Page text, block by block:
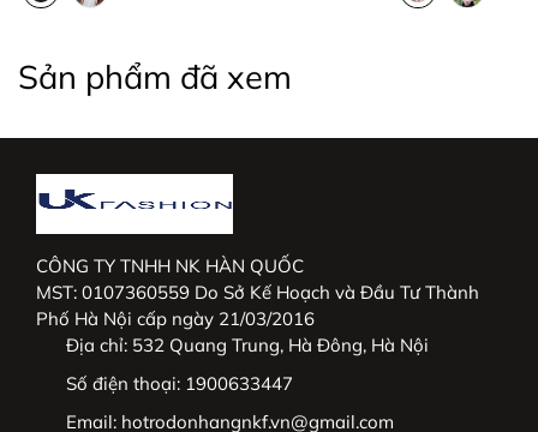
+ Phát triển thêm dòng hàng cao cấp tại trường
#thoitrangnu #UKFashion #somicongso #aosomi
#somingantay #somicongso #aococtaynu
#somicoctay #sominutrang #sominungantay
#sominucongso #aosomivaihanquoc
#aosomicaocap #aomoi #aosomink #sominugiare
#sominuhanquoc #somitayngan #somiunisex
#somibasic #aosomi #somikieu #somigiare
#somicoctaynu #somidep #sominudep
#somitayngan #somitrang #somiformrong
Sản phẩm đã xem
CÔNG TY TNHH NK HÀN QUỐC
MST: 0107360559 Do Sở Kế Hoạch và Đầu Tư Thành
Phố Hà Nội cấp ngày 21/03/2016
Địa chỉ: 532 Quang Trung, Hà Đông, Hà Nội
Số điện thoại: 1900633447
Email: hotrodonhangnkf.vn@gmail.com